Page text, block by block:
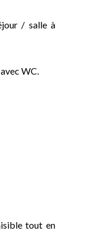
/ salle à
WC.
tout en